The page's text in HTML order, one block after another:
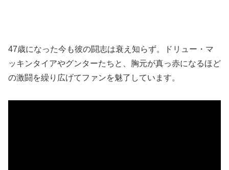
47歳になった今も彼の闘志は衰え知らず。ドリュー・マ
ッキンタイアやグンターたちと、胸元が真っ赤になるほど
の激闘を繰り広げてファンを魅了しています。